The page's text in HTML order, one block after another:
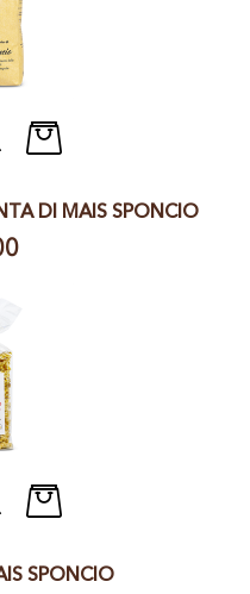
Quantità
DI MAIS SPONCIO
Quantità
SPONCIO